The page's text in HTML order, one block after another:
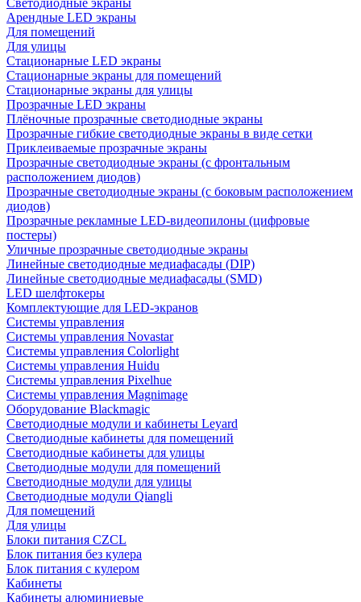
Светодиодные экраны
Арендные LED экраны
Для помещений
Для улицы
Стационарные LED экраны
Стационарные экраны для помещений
Стационарные экраны для улицы
Прозрачные LED экраны
Плёночные прозрачные светодиодные экраны
Прозрачные гибкие светодиодные экраны в виде сетки
Приклеиваемые прозрачные экраны
Прозрачные светодиодные экраны (с фронтальным
расположением диодов)
Прозрачные светодиодные экраны (с боковым расположением
диодов)
Прозрачные рекламные LED-видеопилоны (цифровые
постеры)
Уличные прозрачные светодиодные экраны
Линейные светодиодные медиафасады (DIP)
Линейные светодиодные медиафасады (SMD)
LED шелфтокеры
Комплектующие для LED-экранов
Системы управления
Системы управления Novastar
Системы управления Colorlight
Системы управления Huidu
Системы управления Pixelhue
Системы управления Magnimage
Оборудование Blackmagic
Светодиодные модули и кабинеты Leyard
Светодиодные кабинеты для помещений
Светодиодные кабинеты для улицы
Светодиодные модули для помещений
Светодиодные модули для улицы
Светодиодные модули Qiangli
Для помещений
Для улицы
Блоки питания CZCL
Блок питания без кулера
Блок питания с кулером
Кабинеты
Кабинеты алюминиевые